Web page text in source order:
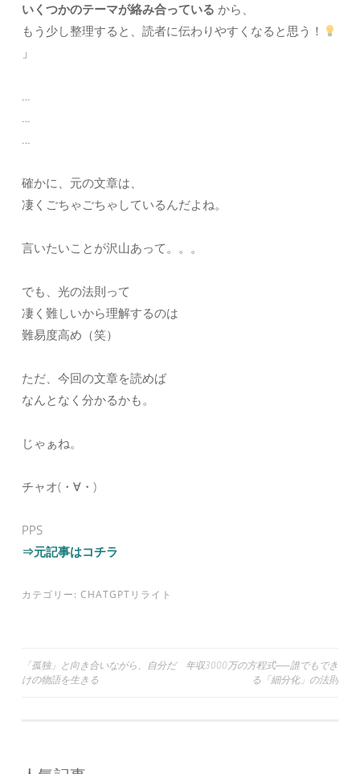
いくつかのテーマが絡み合っている から、
もう少し整理すると、読者に伝わりやすくなると思う！
」
…
…
…
確かに、元の文章は、
凄くごちゃごちゃしているんだよね。
言いたいことが沢山あって。。。
でも、光の法則って
凄く難しいから理解するのは
難易度高め（笑）
ただ、今回の文章を読めば
なんとなく分かるかも。
じゃぁね。
チャオ(・∀・)
PPS
⇒元記事はコチラ
カテゴリー: CHATGPTリライト
投
ゲ
「孤独」と向き合いながら、自分だ
けの物語を生きる
年収3000万の方程式──誰でもでき
る「細分化」の法則